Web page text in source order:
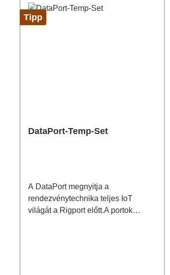
Tipp
DataPort-Temp-Set
A DataPort megnyitja a
rendezvénytechnika teljes IoT
világát a Rigport előtt.A portok